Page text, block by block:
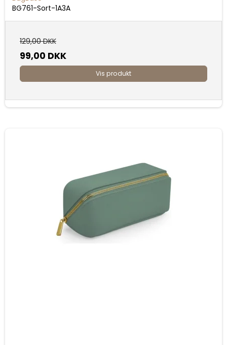
BG761-Sort-1A3A
129,00 DKK
99,00 DKK
Vis produkt